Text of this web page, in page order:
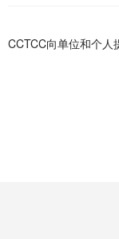
CCTCC向单位和个